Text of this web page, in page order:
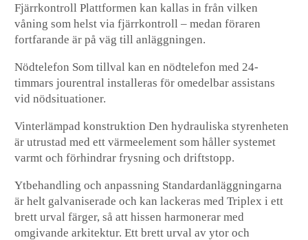
Fjärrkontroll Plattformen kan kallas in från vilken
våning som helst via fjärrkontroll – medan föraren
fortfarande är på väg till anläggningen.
Nödtelefon Som tillval kan en nödtelefon med 24-
timmars jourentral installeras för omedelbar assistans
vid nödsituationer.
Vinterlämpad konstruktion Den hydrauliska styrenheten
är utrustad med ett värmeelement som håller systemet
varmt och förhindrar frysning och driftstopp.
Ytbehandling och anpassning Standardanläggningarna
är helt galvaniserade och kan lackeras med Triplex i ett
brett urval färger, så att hissen harmonerar med
omgivande arkitektur. Ett brett urval av ytor och